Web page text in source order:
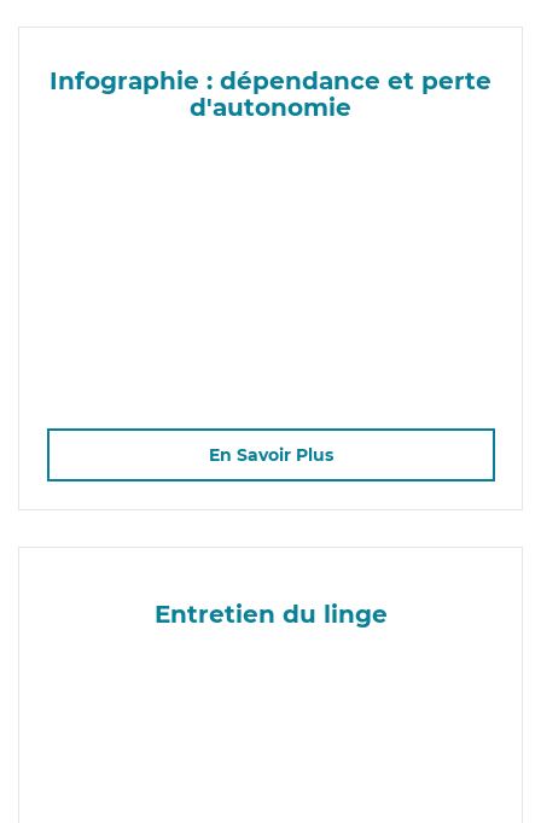
Infographie : dépendance et perte
d'autonomie
En Savoir Plus
Entretien du linge